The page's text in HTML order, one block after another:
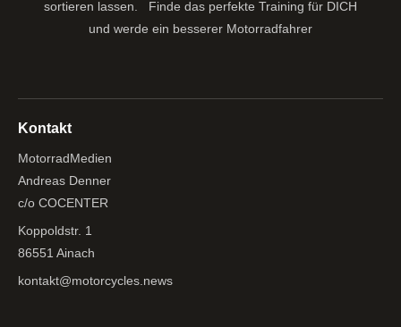
sortieren lassen. Finde das perfekte Training für DICH
und werde ein besserer Motorradfahrer
Kontakt
MotorradMedien
Andreas Denner
c/o COCENTER
Koppoldstr. 1
86551 Ainach
kontakt@motorcycles.news